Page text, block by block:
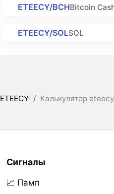
ETEECY/BCHBitcoin
ETEECY/SOLSOL
ETEECY / Калькулятор
Сигналы
📈 Памп